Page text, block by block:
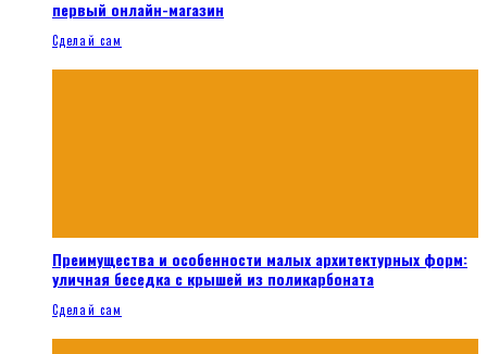
первый онлайн-магазин
Сделай сам
Преимущества и особенности малых архитектурных форм:
уличная беседка с крышей из поликарбоната
Сделай сам